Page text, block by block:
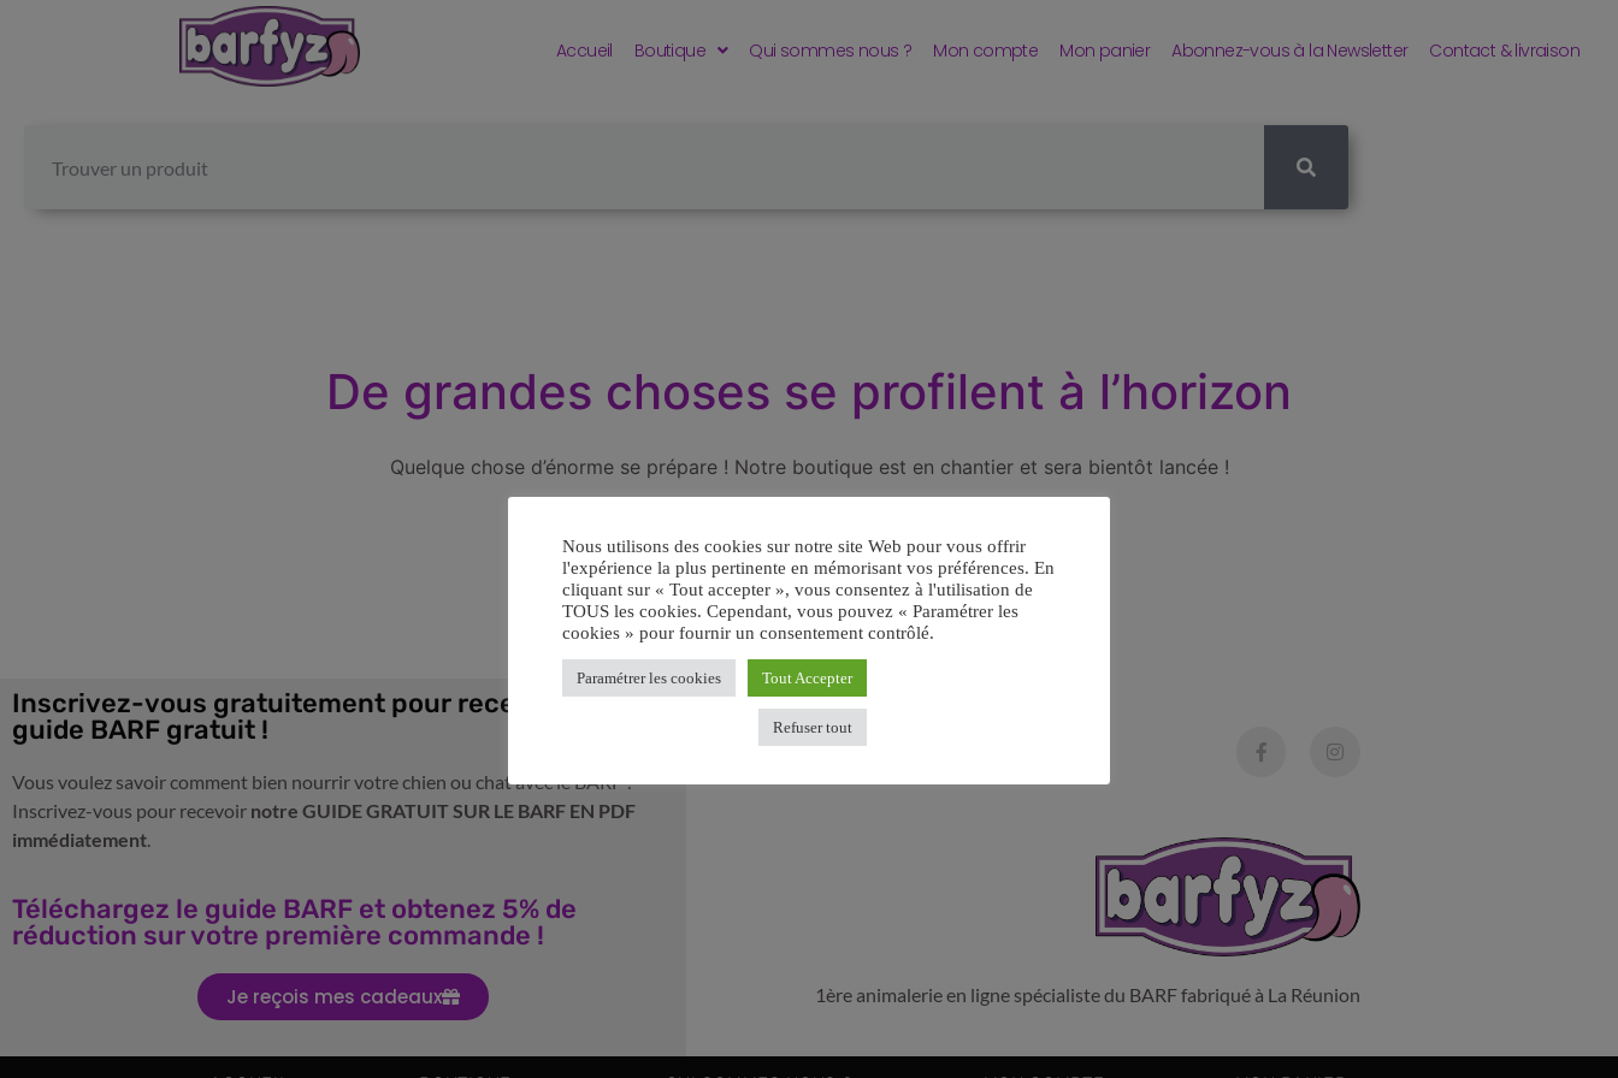
Accueil Boutique Qui sommes nous ? Mon compte Mon panier Abonnez-vous à la Newsletter Contact & livraison
De grandes choses se profilent à l’horizon
Quelque chose d’énorme se prépare ! Notre boutique est en chantier et sera bientôt lancée !
Inscrivez-vous gratuitement pour recevoir votre
guide BARF gratuit !
Vous voulez savoir comment bien nourrir votre chien ou chat avec le BARF ?
Inscrivez-vous pour recevoir notre GUIDE GRATUIT SUR LE BARF EN PDF
immédiatement.
Téléchargez le guide BARF et obtenez 5% de
réduction sur votre première commande !
Je reçois mes cadeaux
Retrouvez-nous sur les réseaux sociaux :
1ère animalerie en ligne spécialiste du BARF fabriqué à La Réunion
Nous utilisons des cookies sur notre site Web pour vous offrir
l'expérience la plus pertinente en mémorisant vos préférences. En
cliquant sur « Tout accepter », vous consentez à l'utilisation de
TOUS les cookies. Cependant, vous pouvez « Paramétrer les
cookies » pour fournir un consentement contrôlé.
Paramétrer les cookies Tout Accepter
Refuser tout